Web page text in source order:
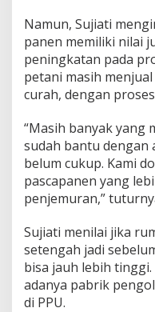
Namun, Sujiati
panen memiliki nilai
peningkatan pada
petani masih
curah, dengan
“Masih banyak yang
sudah bantu dengan
belum cukup. Kami
pascapanen yang
penjemuran,”
Sujiati menilai jika
setengah jadi
bisa jauh lebih
adanya pabrik
di PPU.